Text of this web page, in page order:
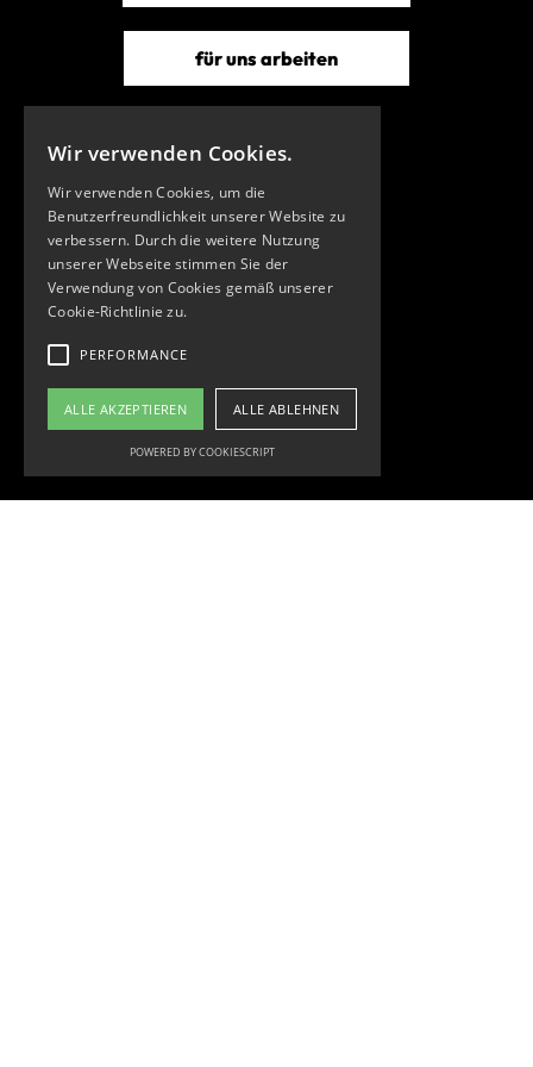
für uns arbeiten
Wir verwenden Cookies.
Wir verwenden Cookies, um die
Benutzerfreundlichkeit unserer Website zu
verbessern. Durch die weitere Nutzung
unserer Webseite stimmen Sie der
Verwendung von Cookies gemäß unserer
Cookie-Richtlinie zu.
PERFORMANCE
ALLE AKZEPTIEREN ALLE ABLEHNEN
POWERED BY COOKIESCRIPT